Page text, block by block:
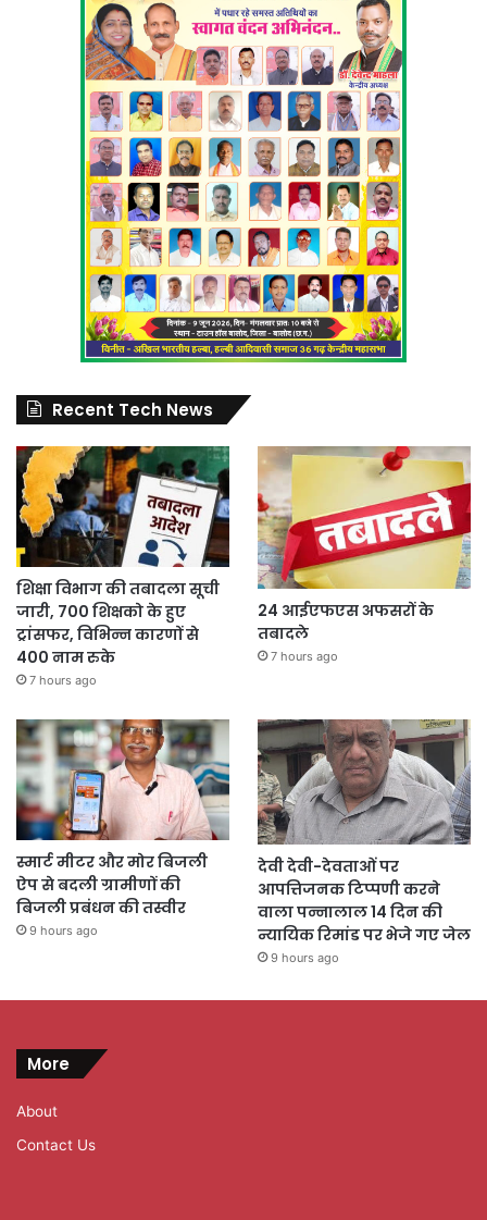
Recent Tech News
शिक्षा विभाग की तबादला सूची
जारी, 700 शिक्षको के हुए
ट्रांसफर, विभिन्न कारणों से
400 नाम रुके
7 hours ago
24 आईएफएस अफसरों के
तबादले
7 hours ago
स्मार्ट मीटर और मोर बिजली
ऐप से बदली ग्रामीणों की
बिजली प्रबंधन की तस्वीर
9 hours ago
देवी देवी-देवताओं पर
आपत्तिजनक टिप्पणी करने
वाला पन्नालाल 14 दिन की
न्यायिक रिमांड पर भेजे गए जेल
9 hours ago
More
About
Contact Us